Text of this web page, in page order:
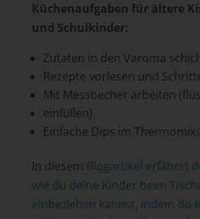
Küchenaufgaben für ältere
und Schulkinder:
Zutaten in den Varoma
Rezepte vorlesen und
Mit Messbecher arbeiten
einfüllen)
Einfache Dips im Thermomix
In diesem Blogartikel erfährst
wie du deine Kinder beim
einbeziehen kannst, indem du